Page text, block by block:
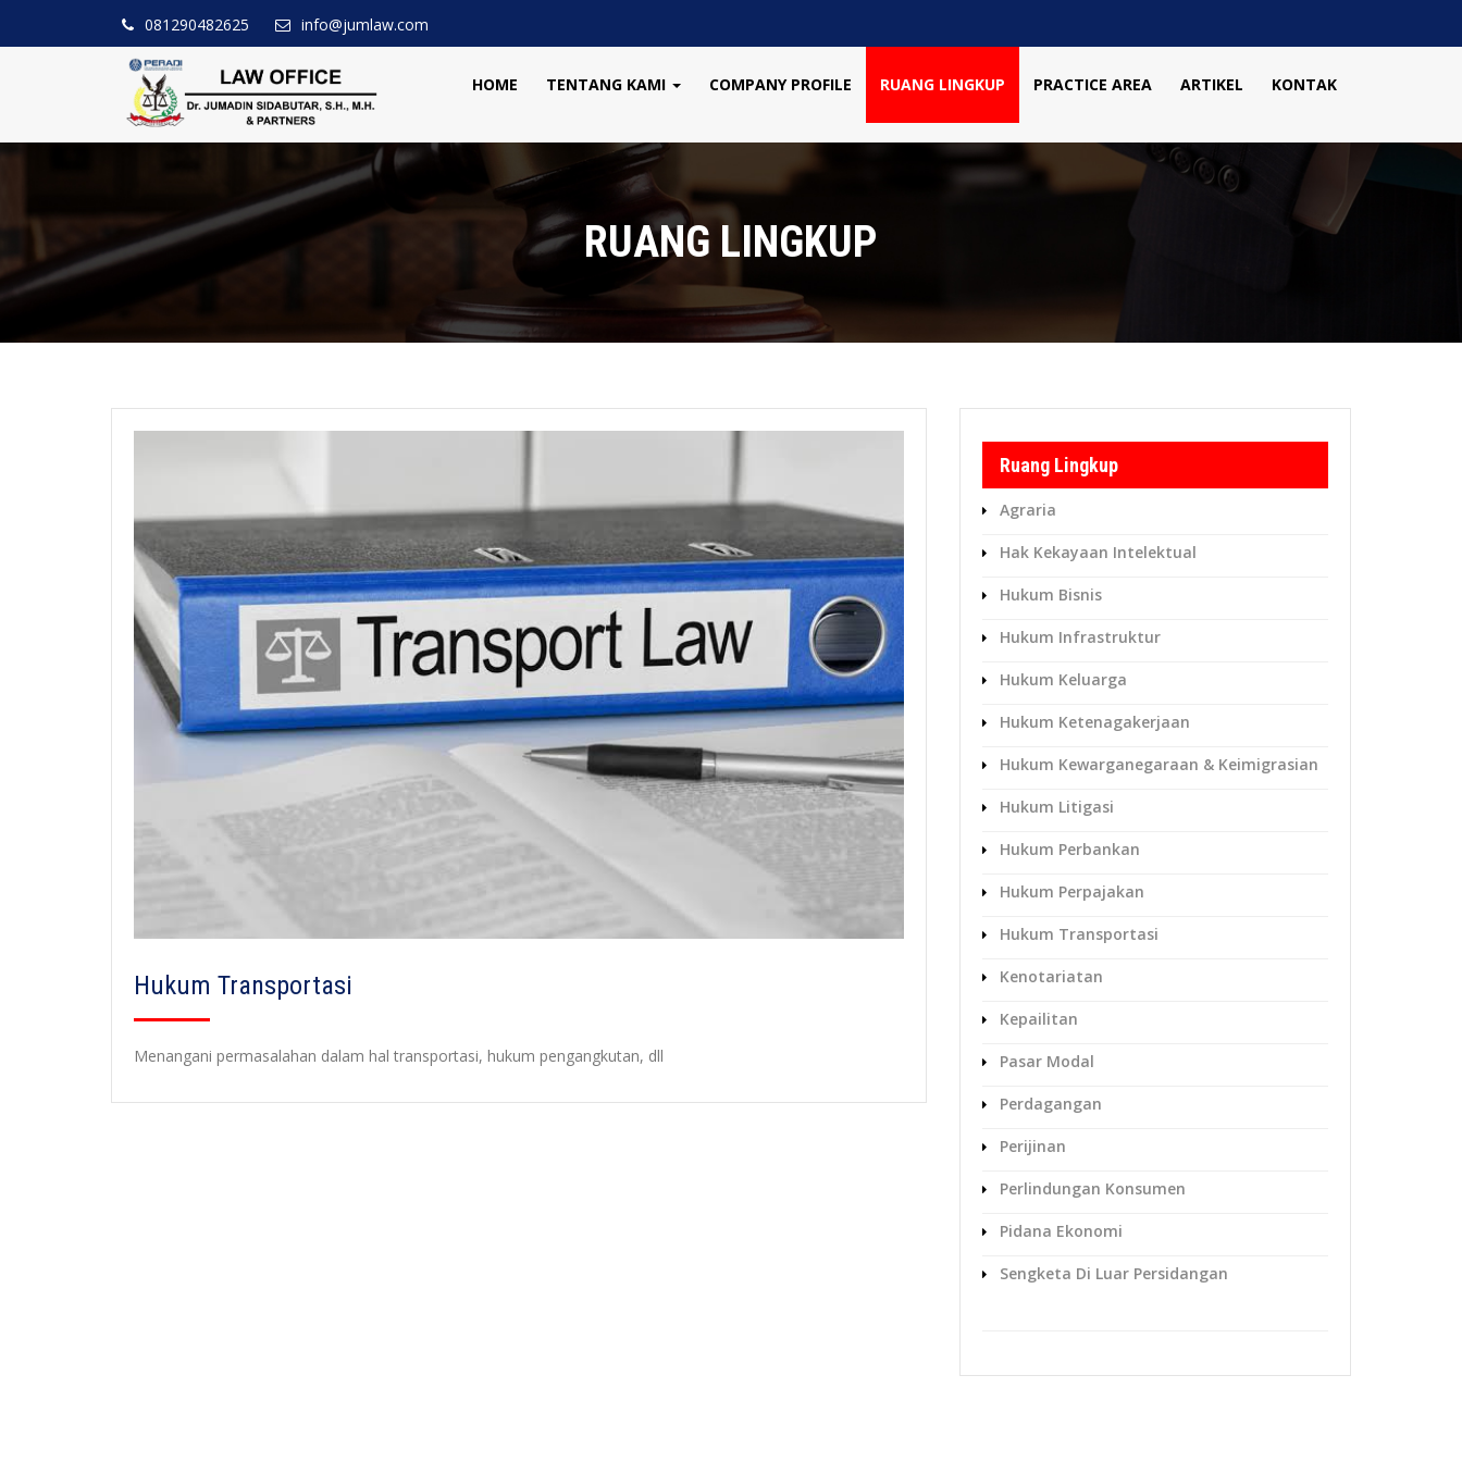
081290482625 info@jumlaw.com
HOME TENTANG KAMI COMPANY PROFILE RUANG LINGKUP PRACTICE AREA ARTIKEL KONTAK
RUANG LINGKUP
Hukum Transportasi
Menangani permasalahan dalam hal transportasi, hukum pengangkutan, dll
Ruang Lingkup
Agraria
Hak Kekayaan Intelektual
Hukum Bisnis
Hukum Infrastruktur
Hukum Keluarga
Hukum Ketenagakerjaan
Hukum Kewarganegaraan & Keimigrasian
Hukum Litigasi
Hukum Perbankan
Hukum Perpajakan
Hukum Transportasi
Kenotariatan
Kepailitan
Pasar Modal
Perdagangan
Perijinan
Perlindungan Konsumen
Pidana Ekonomi
Sengketa Di Luar Persidangan